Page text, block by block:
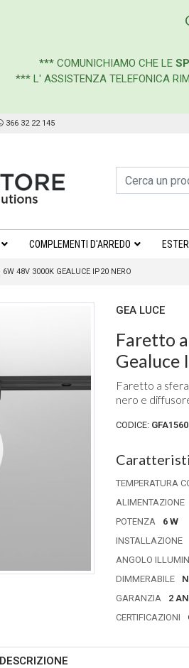
*** COMUNICHIAMO CHE LE
*** L' ASSISTENZA TELEFONICA
366 32 22 145
COMPLEMENTI D'ARREDO
6W 48V 3000K GEALUCE IP20 NERO
GEA LUCE
Faretto a sfera LED 6W 48V 3000K
Gealuce
Faretto a
nero e
CODICE: GFA1560
TEMPERATURA
ALIMENTAZIONE
POTENZA
6 W
INSTALLAZIONE
ANGOLO
DIMMERABILE
GARANZIA
2
CERTIFICAZIONI
DESCRIZIONE